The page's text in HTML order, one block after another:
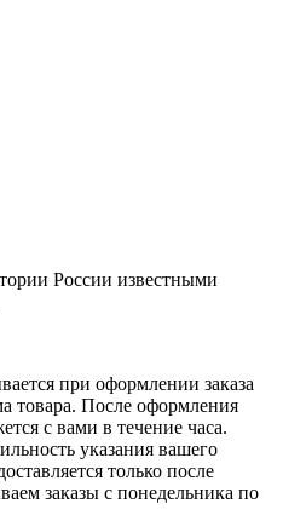
России известными
при оформлении заказа
товара. После оформления
с вами в течение часа.
указания вашего
только после
заказы с понедельника по